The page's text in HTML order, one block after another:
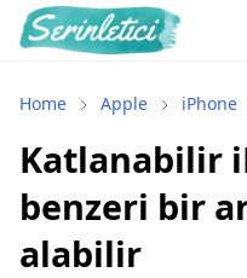
Home Apple iPhone
Katlanabilir
benzeri bir
alabilir